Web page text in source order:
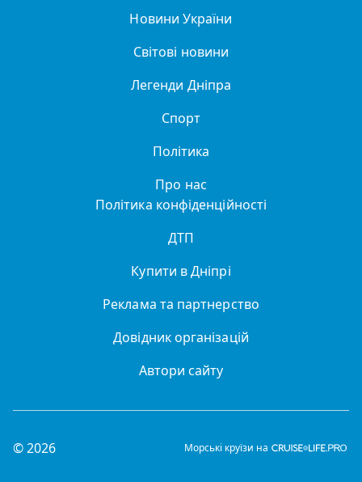
Новини України
Світові новини
Легенди Дніпра
Спорт
Політика
Про нас
Політика конфіденційності
ДТП
Купити в Дніпрі
Реклама та партнерство
Довідник організацій
Автори сайту
© 2026 Морські круїзи на